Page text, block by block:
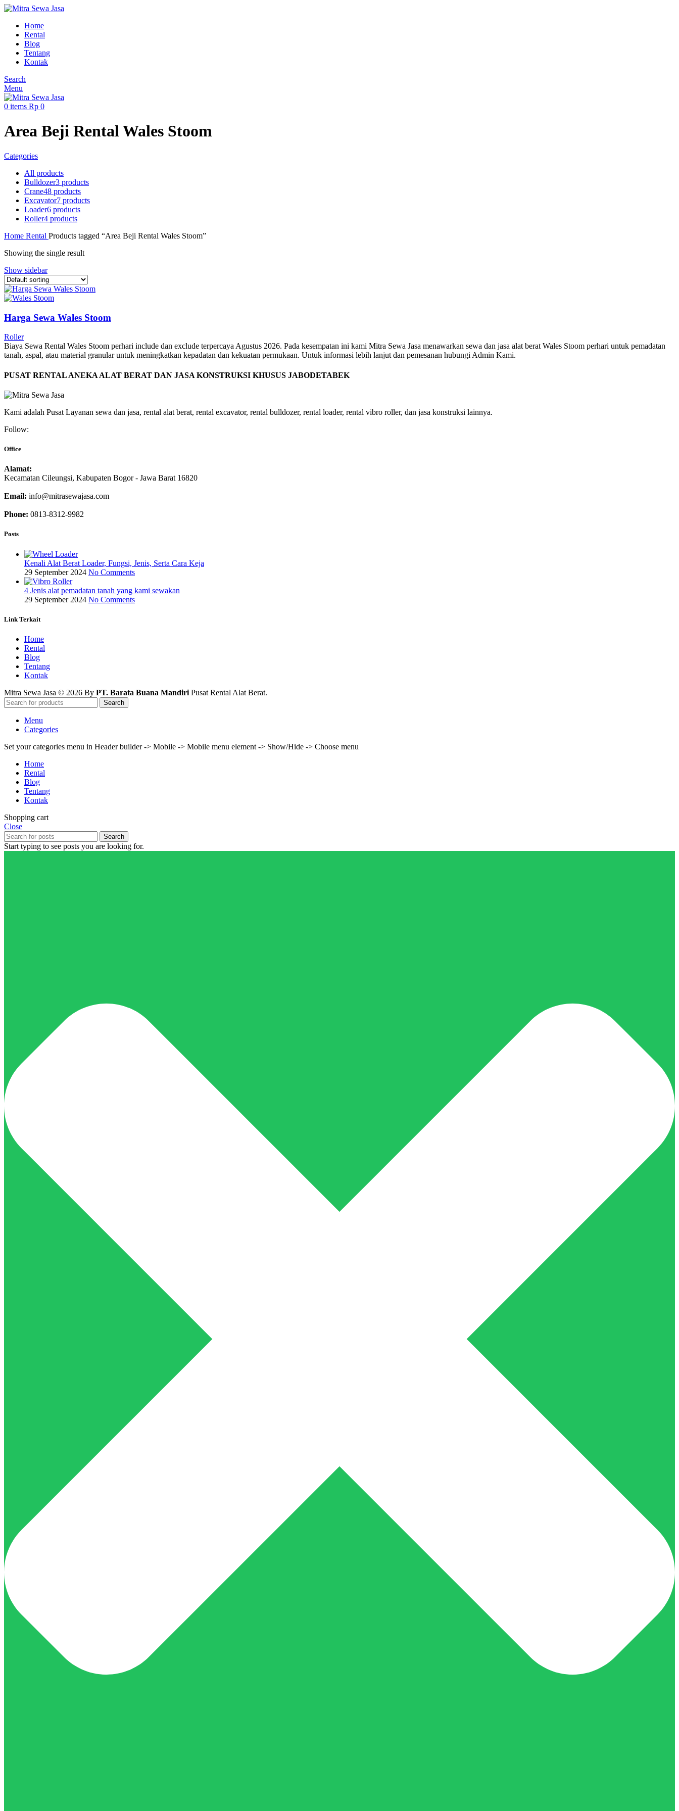
Home
Rental
Blog
Tentang
Kontak
Search
Menu
0 items Rp 0
Area Beji Rental Wales Stoom
Categories
All products
Bulldozer3 products
Crane48 products
Excavator7 products
Loader6 products
Roller4 products
Home Rental Products tagged “Area Beji Rental Wales Stoom”
Showing the single result
Show sidebar
Harga Sewa Wales Stoom
Roller
Biaya Sewa Rental Wales Stoom perhari include dan exclude terpercaya Agustus 2026. Pada kesempatan ini kami Mitra Sewa Jasa menawarkan sewa dan jasa alat berat Wales Stoom perhari untuk pemadatan
tanah, aspal, atau material granular untuk meningkatkan kepadatan dan kekuatan permukaan. Untuk informasi lebih lanjut dan pemesanan hubungi Admin Kami.
PUSAT RENTAL ANEKA ALAT BERAT DAN JASA KONSTRUKSI KHUSUS JABODETABEK
Kami adalah Pusat Layanan sewa dan jasa, rental alat berat, rental excavator, rental bulldozer, rental loader, rental vibro roller, dan jasa konstruksi lainnya.
Follow:
Office
Alamat:
Kecamatan Cileungsi, Kabupaten Bogor - Jawa Barat 16820
Email: info@mitrasewajasa.com
Phone: 0813-8312-9982
Posts
Kenali Alat Berat Loader, Fungsi, Jenis, Serta Cara Keja
29 September 2024 No Comments
4 Jenis alat pemadatan tanah yang kami sewakan
29 September 2024 No Comments
Link Terkait
Home
Rental
Blog
Tentang
Kontak
Mitra Sewa Jasa © 2026 By PT. Barata Buana Mandiri Pusat Rental Alat Berat.
Search
Menu
Categories
Set your categories menu in Header builder -> Mobile -> Mobile menu element -> Show/Hide -> Choose menu
Home
Rental
Blog
Tentang
Kontak
Shopping cart
Close
Search
Start typing to see posts you are looking for.